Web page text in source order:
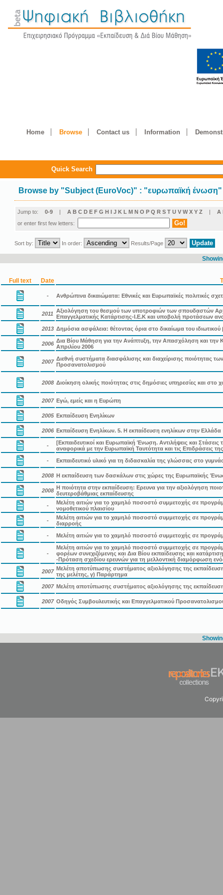
Home Browse Contact us Information
Quick Search
Browse by "Subject (EuroVoc)" : "ευρωπαϊκή ένωση"
Jump to: 0-9 | A B C D E F G H I J K L M N O P Q R S T U V W X Y Z | Α
or enter first few letters:
Sort by: In order: Results/Page
Full text Date
- Ανθρώπινα δικαιώματα: Εθνικές και Ευρωπαϊκές πολιτικές
2011 Αξιολόγηση του θεσμού των υποτροφιών των σπουδαστών
Επαγγελματικής Κατάρτισης-Ι.Ε.Κ και υποβολή προτάσεων
2013 Δημόσια ασφάλεια: θέτοντας όρια στο δικαίωμα του ιδιωτικού
2006 Δια Βίου Μάθηση για την Ανάπτυξη, την Απασχόληση και την
Απριλίου 2006
2007 Διεθνή συστήματα διασφάλισης και διαχείρισης ποιότητας
Προσανατολισμού
2008 Διοίκηση ολικής ποιότητας στις δημόσιες υπηρεσίες και στο
2007 Εγώ, εμείς και η Ευρώπη
2005 Εκπαίδευση Ενηλίκων
2006 Εκπαίδευση Ενηλίκων. 5. Η εκπαίδευση ενηλίκων στην Ελλάδα
-
[Εκπαιδευτικοί και Ευρωπαϊκή Ένωση. Αντιλήψεις και
αναφορικά με την Ευρωπαϊκή Ταυτότητα και τις Επιδράσεις
-
Εκπαιδευτικό υλικό για τη διδασκαλία της γλώσσας στο
2008 Η εκπαίδευση των δασκάλων στις χώρες της Ευρωπαϊκής
2008 Η ποιότητα στην εκπαίδευση: Ερευνα για την αξιολόγηση
δευτεροβάθμιας εκπαίδευσης
-
Μελέτη αιτιών για το χαμηλό ποσοστό συμμετοχής σε
νομοθετικού πλαισίου
-
Μελέτη αιτιών για το χαμηλό ποσοστό συμμετοχής σε
διαρροής
-
Μελέτη αιτιών για το χαμηλό ποσοστό συμμετοχής σε
-
Μελέτη αιτιών για το χαμηλό ποσοστό συμμετοχής σε
φορέων συνεχιζόμενης και Δια Βίου εκπαίδευσης και
-Πρόταση σχεδίου ερευνών για τη μελλοντική διαμόρφωση
2007 Μελέτη αποτύπωσης συστήματος αξιολόγησης της
της μελέτης, γ) Παράρτημα
2007 Μελέτη αποτύπωσης συστήματος αξιολόγησης της
2007 Οδηγός Συμβουλευτικής και Επαγγελματικού